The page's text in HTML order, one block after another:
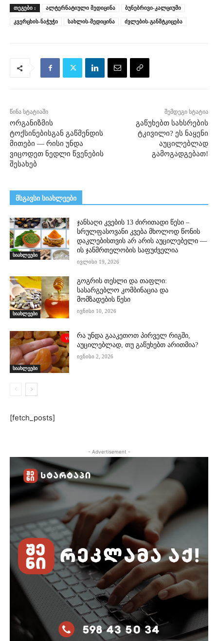
ᲗᲔᲒᲔᲑᲘ : ალტერნატიული მედიცინა ბუნებრივი-კალციუმი
კვერცხის-ნაჭუჭი სახლის-მედიცინა ძვლების-განმტკიცება
წინა სტატიაში
ორგანიზმის
ტოქსინებისგან გაწმენდის
მითები — რისი უნდა
ვიცოდეთ ნედლი წვენების
შესახებ
შემდეგი სტატია
გაწუხებთ სახსრების
ტკივილი? ეს ნაყენი
აუცილებლად
გამოგადგებათ!
მსგავსი სიახლეები
სიახლეები
ჯანსაღი კვების 13 ძირითადი წესი –
სრულფასოვანი კვება მხოლოდ წონის
დაკლებისთვის არ არის აუცილებელი —
ის ჯანმრთელობის საფუძველია
ივლისი 19, 2026
სიახლეები
გოგრის თესლი და თაფლი:
სასარგებლო კომბინაცია და
მომზადების წესი
ივნისი 10, 2026
სიახლეები
რა უნდა გააკეთოთ პირველ რიგში,
აუცილებლად, თუ გაწუხებთ არითმია?
ივნისი 2, 2026
[fetch_posts]
- Advertisement -